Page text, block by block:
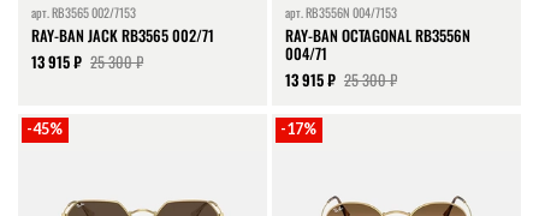
арт.RB3565 002/7153
RAY-BAN JACK RB3565 002/71
13 915 ₽ 25 300 ₽
арт. RB3556N 004/7153
RAY-BAN OCTAGONAL RB3556N
004/71
13 915 ₽ 25 300 ₽
-45% -17%